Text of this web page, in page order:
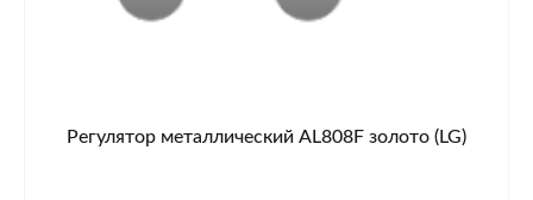
Регулятор металлический AL808F золото (LG)